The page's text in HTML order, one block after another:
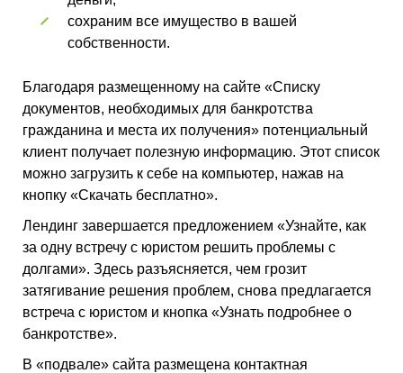
сохраним все имущество в вашей
собственности.
Благодаря размещенному на сайте «Списку
документов, необходимых для банкротства
гражданина и места их получения» потенциальный
клиент получает полезную информацию. Этот список
можно загрузить к себе на компьютер, нажав на
кнопку «Скачать бесплатно».
Лендинг завершается предложением «Узнайте, как
за одну встречу с юристом решить проблемы с
долгами». Здесь разъясняется, чем грозит
затягивание решения проблем, снова предлагается
встреча с юристом и кнопка «Узнать подробнее о
банкротстве».
В «подвале» сайта размещена контактная